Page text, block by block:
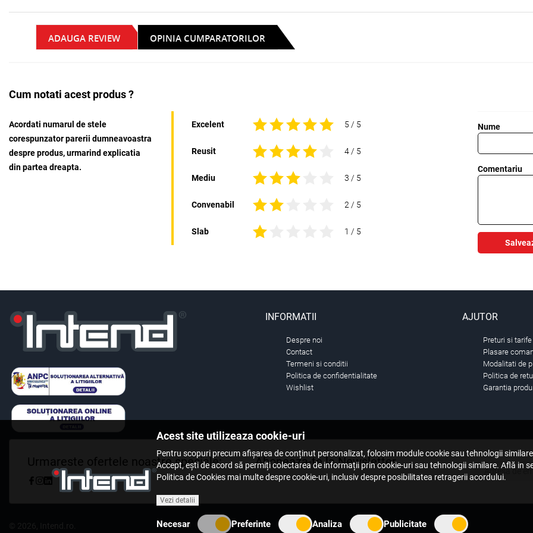
ADAUGA REVIEW OPINIA CUMPARATORILOR
Cum notati acest produs ?
Acordati numarul de stele
corespunzator parerii dumneavoastra
despre produs, urmarind explicatia
din partea dreapta.
Excelent 5 / 5
Reusit 4 / 5
Mediu 3 / 5
Convenabil 2 / 5
Slab 1 / 5
Nume
Comentariu
INFORMATII
Despre noi
Contact
Termeni si conditii
Politica de confidentialitate
Wishlist
AJUTOR
Preturi si tarife
Plasare
Modalitati de
Politica de
Garantia
Urmareste ofertele noastre speciale: Aboneaza-te la Newsletter
Fii primul care stie. Inscrieti-vă la newsletter astazi.
Acest site utilizeaza cookie-uri
Pentru scopuri precum afișarea de conținut personalizat, folosim module cookie sau tehnologii
Accept, ești de acord să permiți colectarea de informații prin cookie-uri sau tehnologii similare. Află in
Politica de Cookies mai multe despre cookie-uri, inclusiv despre posibilitatea retragerii acordului.
Vezi detalii
Necesar Preferinte Analiza Publicitate